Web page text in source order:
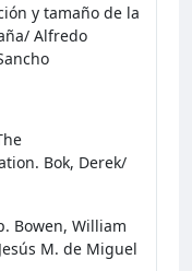
y tamaño de la
Alfredo
Bok, Derek/
Bowen, William
M. de Miguel